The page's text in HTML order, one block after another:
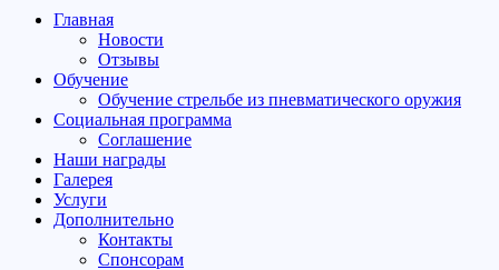
Главная
Новости
Отзывы
Обучение
Обучение стрельбе из пневматического оружия
Социальная программа
Соглашение
Наши награды
Галерея
Услуги
Дополнительно
Контакты
Спонсорам